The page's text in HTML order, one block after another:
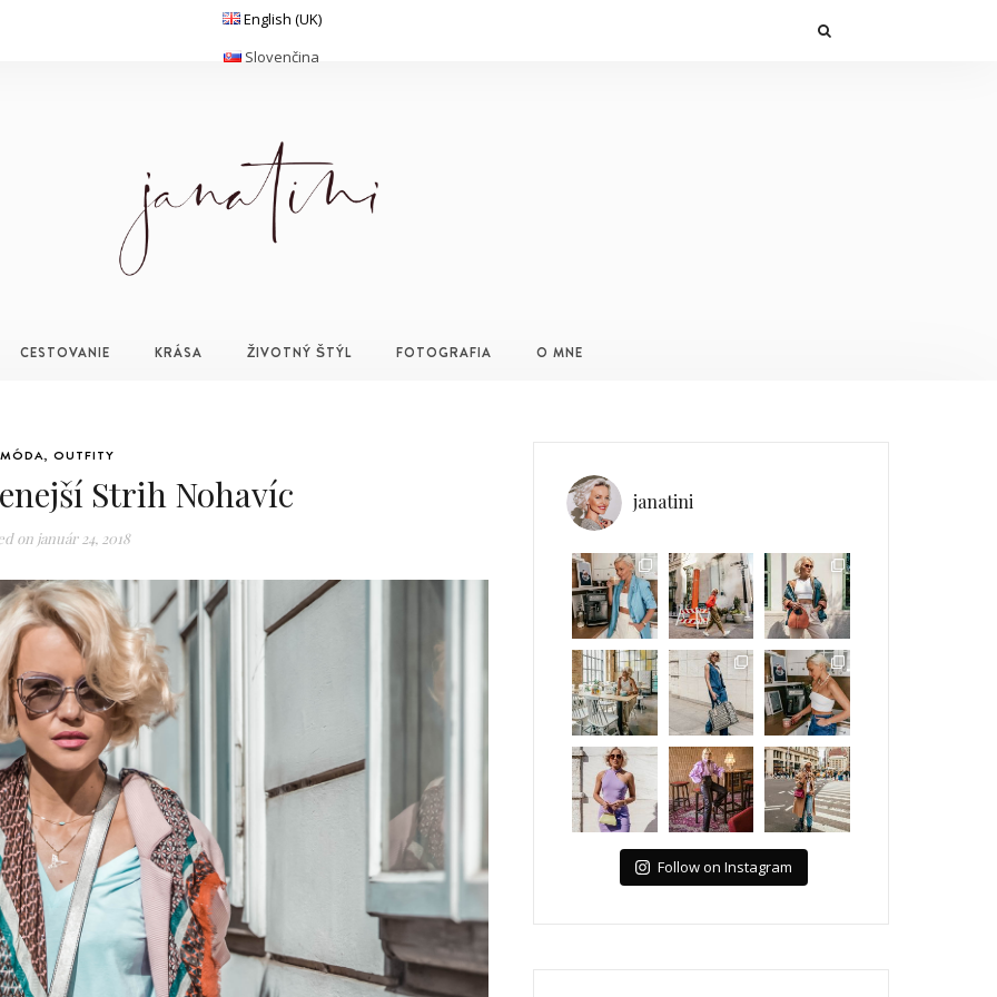
English (UK)
Slovenčina
CESTOVANIE KRÁSA ŽIVOTNÝ ŠTÝL FOTOGRAFIA O MNE
MÓDA, OUTFITY
Strih Nohavíc
on január 24, 2018
janatini
Follow on Instagram